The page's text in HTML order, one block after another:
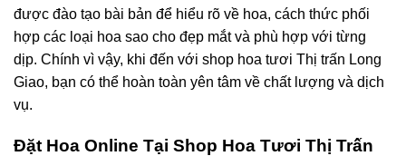
được đào tạo bài bản để hiểu rõ về hoa, cách thức phối
hợp các loại hoa sao cho đẹp mắt và phù hợp với từng
dịp. Chính vì vậy, khi đến với shop hoa tươi Thị trấn Long
Giao, bạn có thể hoàn toàn yên tâm về chất lượng và dịch
vụ.
Đặt Hoa Online Tại Shop Hoa Tươi Thị Trấn